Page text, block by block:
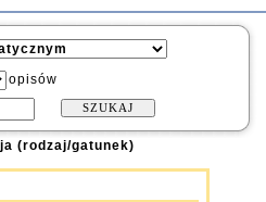
opisów
(rodzaj/gatunek)